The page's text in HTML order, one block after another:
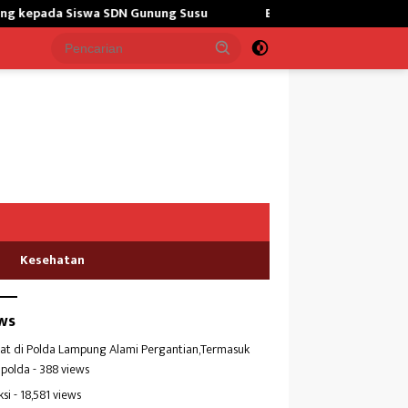
Susu Bangun Masjid,Satgas Yonarmed 13/Nanggala
Kesehatan
di Polda Lampung Alami Pergantian,Termasuk
- 388 views
- 18,581 views